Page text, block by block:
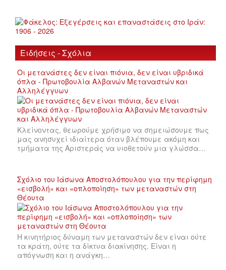
Ειδήσεις - Σχόλια
Οι μετανάστες δεν είναι πιόνια, δεν είναι υβριδικά
όπλα - Πρωτοβουλία Αλβανών Μεταναστών και
Αλληλέγγυων
Κλείνοντας, θεωρούμε χρήσιμο να σημειώσουμε πως
μας ανησυχεί ιδιαίτερα όταν βλέπουμε ακόμη και
τμήματα της Αριστεράς να υιοθετούν μια γλώσσα…
Σχόλιο του Ιάσωνα Αποστολόπουλου για την περίφημη
«εισβολή» και «οπλοποίηση» των μεταναστών στη
Θέουτα
Η κινητήριος δύναμη των μεταναστών δεν είναι ούτε
τα κράτη, ούτε τα δίκτυα διακίνησης. Είναι η
απόγνωση και η ανάγκη…